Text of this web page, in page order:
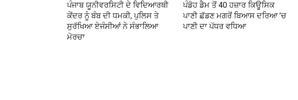
ਪੰਜਾਬ ਯੂਨੀਵਰਸਿਟੀ ਦੇ ਵਿਦਿਆਰਥੀ
ਕੇਂਦਰ ਨੂੰ ਬੰਬ ਦੀ ਧਮਕੀ, ਪੁਲਿਸ ਤੇ
ਸੁਰੱਖਿਆ ਏਜੰਸੀਆਂ ਨੇ ਸੰਭਾਲਿਆ
ਮੋਰਚਾ
ਪੰਡੋਹ ਡੈਮ ਤੋਂ 40 ਹਜ਼ਾਰ ਕਿਊਸਿਕ
ਪਾਣੀ ਛੱਡਣ ਮਗਰੋਂ ਬਿਆਸ ਦਰਿਆ ’ਚ
ਪਾਣੀ ਦਾ ਪੱਧਰ ਵਧਿਆ